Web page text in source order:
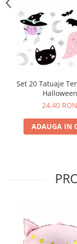
Nunta
Paste
Petrecere 1 An
Petrecerea
Petreceri Aniversare
Valentine's Day
Set 20 Tatuaje
Halloween
24,40 RON
ADAUGA IN